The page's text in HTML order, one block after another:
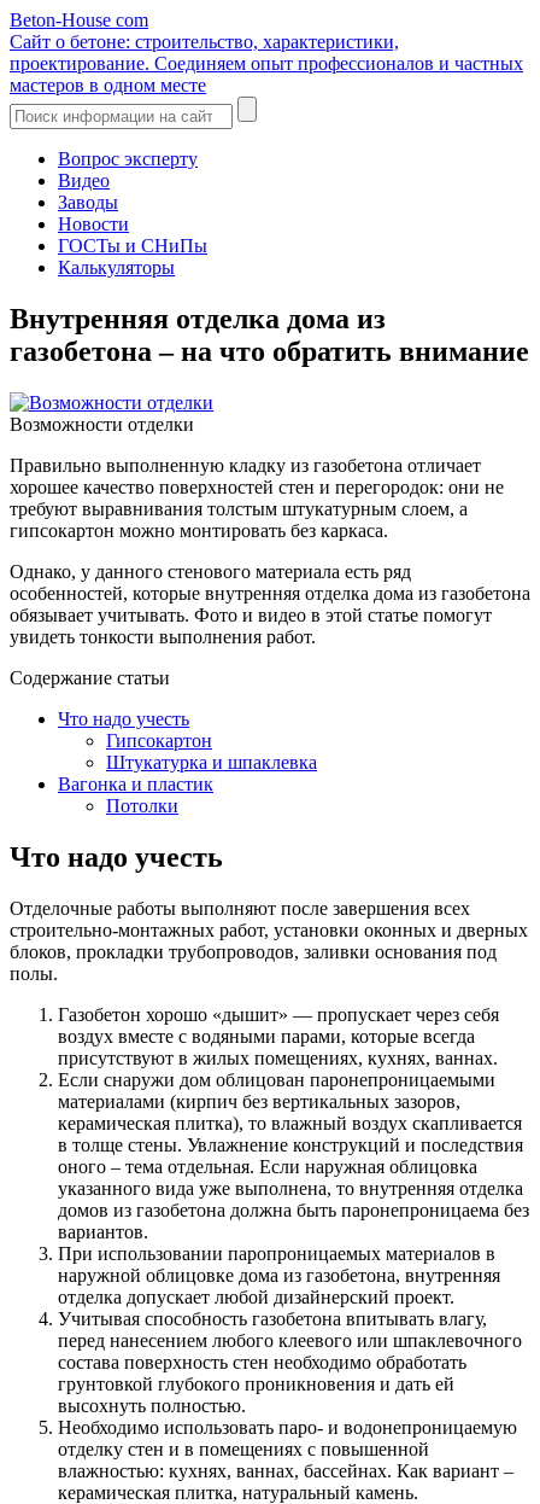
Beton-House com
Сайт о бетоне: строительство, характеристики,
проектирование. Соединяем опыт профессионалов и частных
мастеров в одном месте
Вопрос эксперту
Видео
Заводы
Новости
ГОСТы и СНиПы
Калькуляторы
Внутренняя отделка дома из
газобетона – на что обратить внимание
Возможности отделки
Правильно выполненную кладку из газобетона отличает
хорошее качество поверхностей стен и перегородок: они не
требуют выравнивания толстым штукатурным слоем, а
гипсокартон можно монтировать без каркаса.
Однако, у данного стенового материала есть ряд
особенностей, которые внутренняя отделка дома из газобетона
обязывает учитывать. Фото и видео в этой статье помогут
увидеть тонкости выполнения работ.
Содержание статьи
Что надо учесть
Гипсокартон
Штукатурка и шпаклевка
Вагонка и пластик
Потолки
Что надо учесть
Отделочные работы выполняют после завершения всех
строительно-монтажных работ, установки оконных и дверных
блоков, прокладки трубопроводов, заливки основания под
полы.
Газобетон хорошо «дышит» — пропускает через себя
воздух вместе с водяными парами, которые всегда
присутствуют в жилых помещениях, кухнях, ваннах.
Если снаружи дом облицован паронепроницаемыми
материалами (кирпич без вертикальных зазоров,
керамическая плитка), то влажный воздух скапливается
в толще стены. Увлажнение конструкций и последствия
оного – тема отдельная. Если наружная облицовка
указанного вида уже выполнена, то внутренняя отделка
домов из газобетона должна быть паронепроницаема без
вариантов.
При использовании паропроницаемых материалов в
наружной облицовке дома из газобетона, внутренняя
отделка допускает любой дизайнерский проект.
Учитывая способность газобетона впитывать влагу,
перед нанесением любого клеевого или шпаклевочного
состава поверхность стен необходимо обработать
грунтовкой глубокого проникновения и дать ей
высохнуть полностью.
Необходимо использовать паро- и водонепроницаемую
отделку стен и в помещениях с повышенной
влажностью: кухнях, ваннах, бассейнах. Как вариант –
керамическая плитка, натуральный камень.